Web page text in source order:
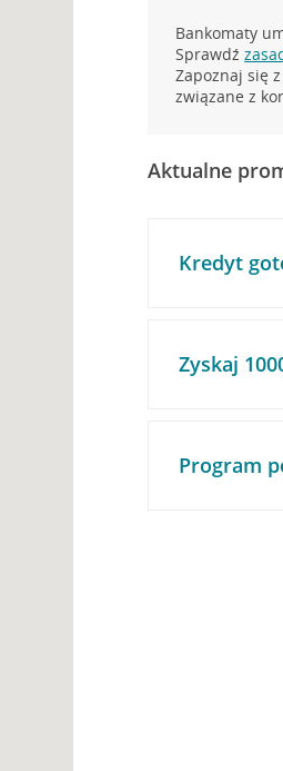
Bankomaty
Sprawdź
Zapoznaj się
związane z
Aktualne
Kredyt
Zyskaj
Program